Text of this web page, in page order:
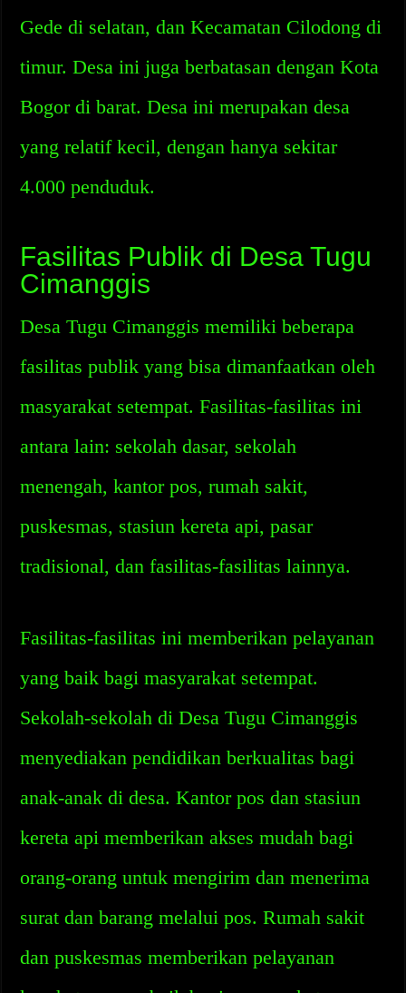
Gede di selatan, dan Kecamatan Cilodong di
timur. Desa ini juga berbatasan dengan Kota
Bogor di barat. Desa ini merupakan desa
yang relatif kecil, dengan hanya sekitar
4.000 penduduk.
Fasilitas Publik di Desa Tugu
Cimanggis
Desa Tugu Cimanggis memiliki beberapa
fasilitas publik yang bisa dimanfaatkan oleh
masyarakat setempat. Fasilitas-fasilitas ini
antara lain: sekolah dasar, sekolah
menengah, kantor pos, rumah sakit,
puskesmas, stasiun kereta api, pasar
tradisional, dan fasilitas-fasilitas lainnya.
Fasilitas-fasilitas ini memberikan pelayanan
yang baik bagi masyarakat setempat.
Sekolah-sekolah di Desa Tugu Cimanggis
menyediakan pendidikan berkualitas bagi
anak-anak di desa. Kantor pos dan stasiun
kereta api memberikan akses mudah bagi
orang-orang untuk mengirim dan menerima
surat dan barang melalui pos. Rumah sakit
dan puskesmas memberikan pelayanan